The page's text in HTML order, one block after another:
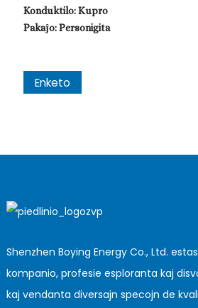
Konduktilo: Kupro
Pakaĵo: Personigita
Enketo
Shenzhen Boying Energy Co., Ltd.
kompanio, profesie esploranta kaj
kaj vendanta diversajn specojn de